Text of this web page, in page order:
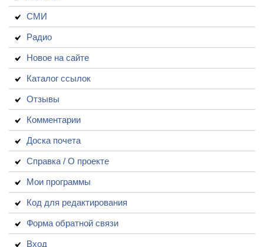
СМИ
Радио
Новое на сайте
Каталог ссылок
Отзывы
Комментарии
Доска почета
Справка / О проекте
Мои программы
Код для редактирования
Форма обратной связи
Вход